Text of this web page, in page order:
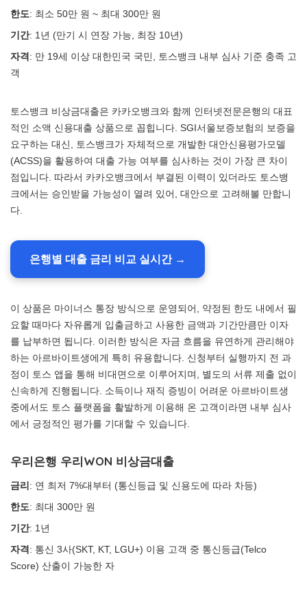
한도: 최소 50만 원 ~ 최대 300만 원
기간: 1년 (만기 시 연장 가능, 최장 10년)
자격 : 만 19세 이상 대한민국 국민, 토스뱅크 내부 심사 기준 충족 고
객
토스뱅크 비상금대출은 카카오뱅크와 함께 인터넷전문은행의 대표
적인 소액 신용대출 상품으로 꼽힙니다. SGI서울보증보험의 보증을
요구하는 대신, 토스뱅크가 자체적으로 개발한 대안신용평가모델
(ACSS)을 활용하여 대출 가능 여부를 심사하는 것이 가장 큰 차이
점입니다. 따라서 카카오뱅크에서 부결된 이력이 있더라도 토스뱅
크에서는 승인받을 가능성이 열려 있어, 대안으로 고려해볼 만합니
다.
은행별 대출 금리 비교 실시간 →
이 상품은 마이너스 통장 방식으로 운영되어, 약정된 한도 내에서 필
요할 때마다 자유롭게 입출금하고 사용한 금액과 기간만큼만 이자
를 납부하면 됩니다. 이러한 방식은 자금 흐름을 유연하게 관리해야
하는 아르바이트생에게 특히 유용합니다. 신청부터 실행까지 전 과
정이 토스 앱을 통해 비대면으로 이루어지며, 별도의 서류 제출 없이
신속하게 진행됩니다. 소득이나 재직 증빙이 어려운 아르바이트생
중에서도 토스 플랫폼을 활발하게 이용해 온 고객이라면 내부 심사
에서 긍정적인 평가를 기대할 수 있습니다.
우리은행 우리WON 비상금대출
금리 : 연 최저 7%대부터 (통신등급 및 신용도에 따라 차등)
한도: 최대 300만 원
기간: 1년
자격 : 통신 3사(SKT, KT, LGU+) 이용 고객 중 통신등급(Telco
Score) 산출이 가능한 자